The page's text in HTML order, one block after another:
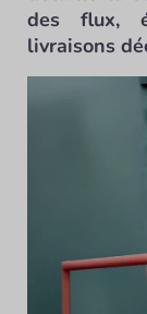
des flux,
livraisons